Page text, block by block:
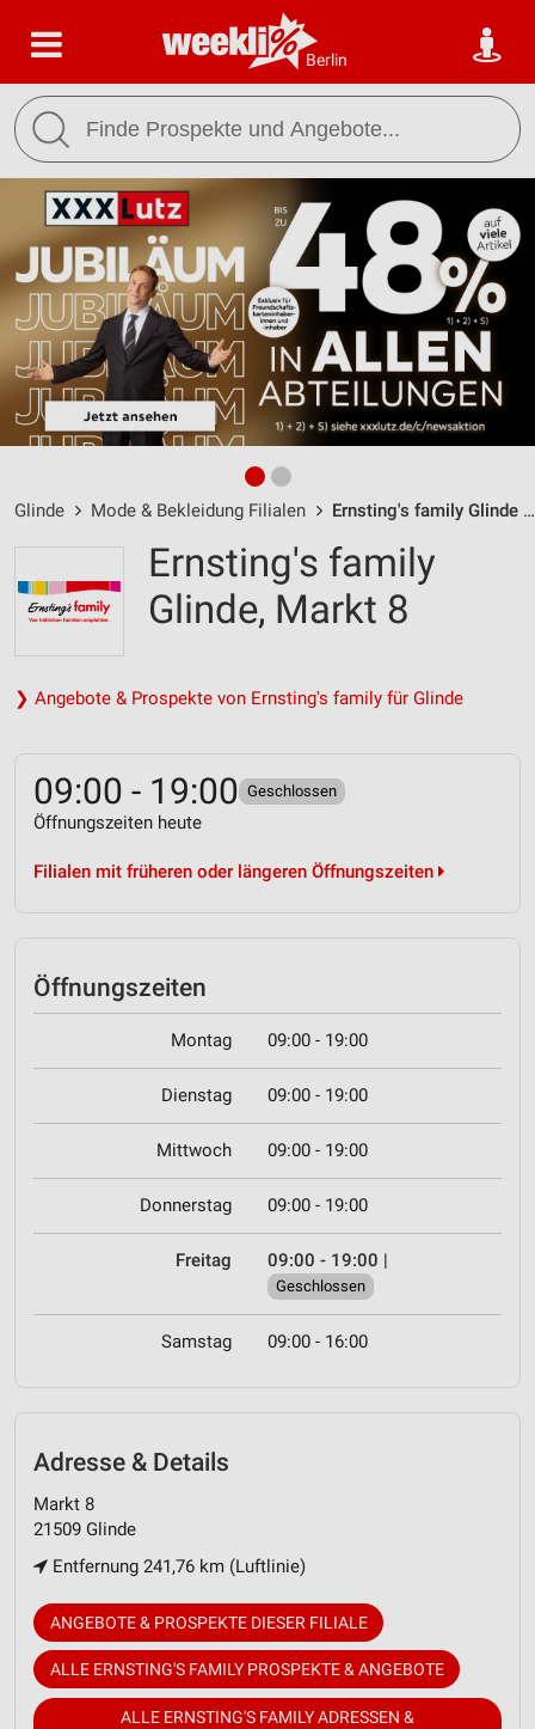
Berlin
Glinde Mode & Bekleidung Filialen Ernsting's family Glinde / Markt 8 - Öffnungszeiten & Adresse
Ernsting's family
Glinde, Markt 8
❯ Angebote & Prospekte von Ernsting's family für Glinde
09:00 - 19:00 Geschlossen
Öffnungszeiten heute
Filialen mit früheren oder längeren Öffnungszeiten
Öffnungszeiten
Montag 09:00 - 19:00
Dienstag 09:00 - 19:00
Mittwoch 09:00 - 19:00
Donnerstag 09:00 - 19:00
Freitag 09:00 - 19:00 |
Geschlossen
Samstag 09:00 - 16:00
Adresse & Details
Markt 8
21509 Glinde
Entfernung 241,76 km (Luftlinie)
ANGEBOTE & PROSPEKTE DIESER FILIALE
ALLE ERNSTING'S FAMILY PROSPEKTE & ANGEBOTE
ALLE ERNSTING'S FAMILY ADRESSEN &